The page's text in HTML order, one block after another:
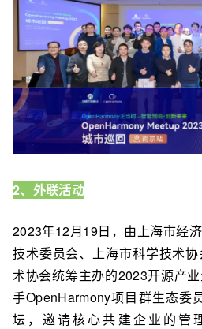
2、外联活动
2023年12月19日，由上海市经
技术委员会、上海市科学技术
术协会统筹主办的2023开源产
手OpenHarmony项目群生态委
坛，邀请核心共建企业的管